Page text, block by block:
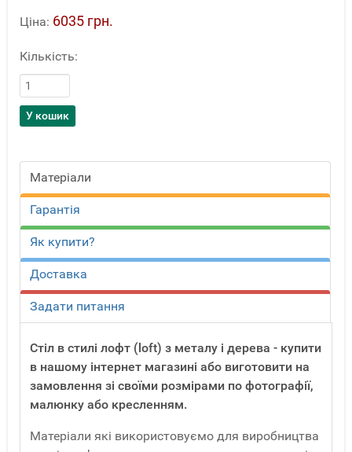
Ціна: 6035 грн.
Кількість:
Матеріали
Гарантія
Як купити?
Доставка
Задати питання
Стіл в стилі лофт (loft) з металу і дерева - купити
в нашому інтернет магазині або виготовити на
замовлення зі своїми розмірами по фотографії,
малюнку або кресленням.
Матеріали які використовуємо для виробництва